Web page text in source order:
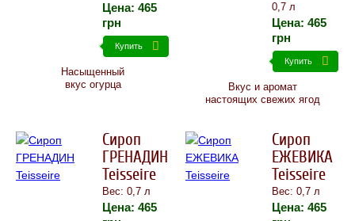
Цена: 465
грн
Купить
Насыщенный
вкус огурца
0,7 л
Цена: 465
грн
Купить
Вкус и аромат
настоящих свежих ягод
Сироп
ГРЕНАДИН
Teisseire
Вес: 0,7 л
Цена: 465
Сироп
ЕЖЕВИКА
Teisseire
Вес: 0,7 л
Цена: 465